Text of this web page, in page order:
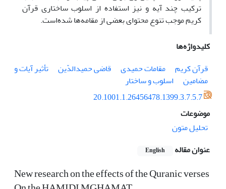
ترکیب چند آیه و نیز استفاده از اسلوب ساختاری قرآن
کریم موجب تنوع محتوای بعضی از مقامه‌ها شده‌است.
کلیدواژه‌ها
قرآن کریم
مقامات حمیدی قاضی حمیدالدّین
تأثیر آیات و
مضامین
اسلوب و ساختار
20.1001.1.26456478.1399.3.7.5.7
موضوعات
تحلیل متون
عنوان مقاله
English
New research on the effects of the Quranic verses